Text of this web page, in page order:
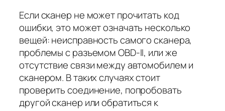
Если сканер не может прочитать код
ошибки, это может означать несколько
вещей: неисправность самого сканера,
проблемы с разъемом OBD-II, или же
отсутствие связи между автомобилем и
сканером. В таких случаях стоит
проверить соединение, попробовать
другой сканер или обратиться к